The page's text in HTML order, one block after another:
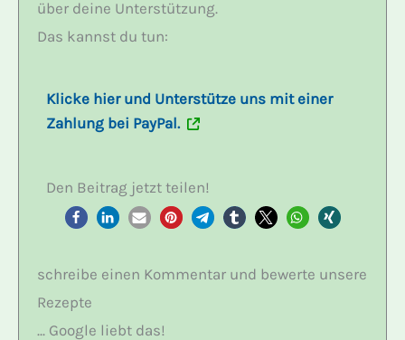
über deine Unterstützung.
Das kannst du tun:
Klicke hier und Unterstütze uns mit einer
Zahlung bei PayPal.
Den Beitrag jetzt teilen!
schreibe einen Kommentar und bewerte unsere
Rezepte
... Google liebt das!